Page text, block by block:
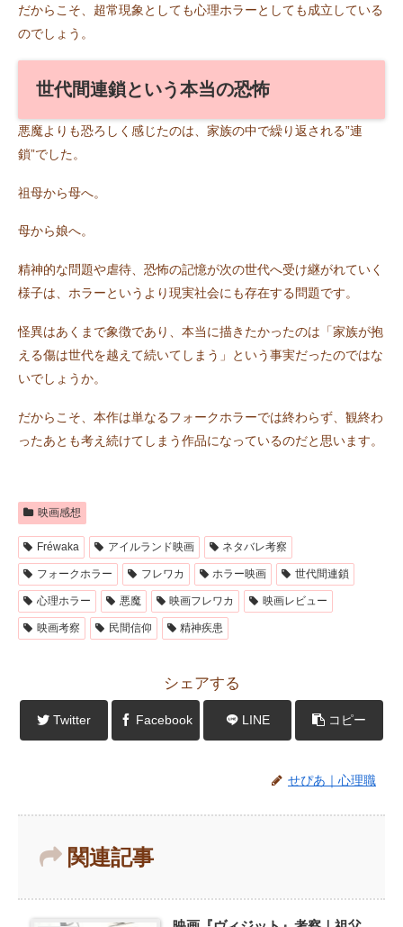
だからこそ、超常現象としても心理ホラーとしても成立している
のでしょう。
世代間連鎖という本当の恐怖
悪魔よりも恐ろしく感じたのは、家族の中で繰り返される”連
鎖”でした。
祖母から母へ。
母から娘へ。
精神的な問題や虐待、恐怖の記憶が次の世代へ受け継がれていく
様子は、ホラーというより現実社会にも存在する問題です。
怪異はあくまで象徴であり、本当に描きたかったのは「家族が抱
える傷は世代を越えて続いてしまう」という事実だったのではな
いでしょうか。
だからこそ、本作は単なるフォークホラーでは終わらず、観終わ
ったあとも考え続けてしまう作品になっているのだと思います。
映画感想
Fréwaka アイルランド映画 ネタバレ考察
フォークホラー フレワカ ホラー映画 世代間連鎖
心理ホラー 悪魔 映画フレワカ 映画レビュー
映画考察 民間信仰 精神疾患
シェアする
Twitter Facebook LINE コピー
せぴあ｜心理職
関連記事